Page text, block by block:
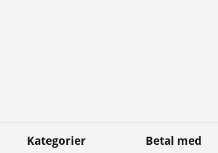
Kategorier Betal med